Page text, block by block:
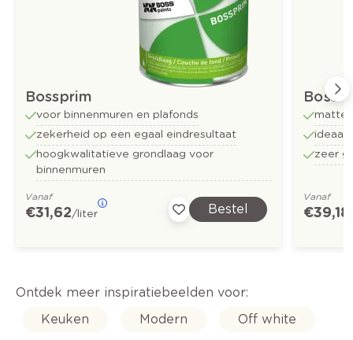
Bossprim
voor binnenmuren en plafonds
zekerheid op een egaal eindresultaat
hoogkwalitatieve grondlaag voor
binnenmuren
Vanaf
€ 31,62/liter Bestel
Boss-
matte
ideaal
zeer
Vanaf
€ 39,18
Ontdek meer inspiratiebeelden voor:
Keuken
Modern Off white